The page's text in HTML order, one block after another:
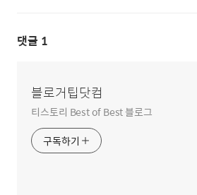
댓글 1
블로거팁닷컴
티스토리 Best of Best 블로그
구독하기